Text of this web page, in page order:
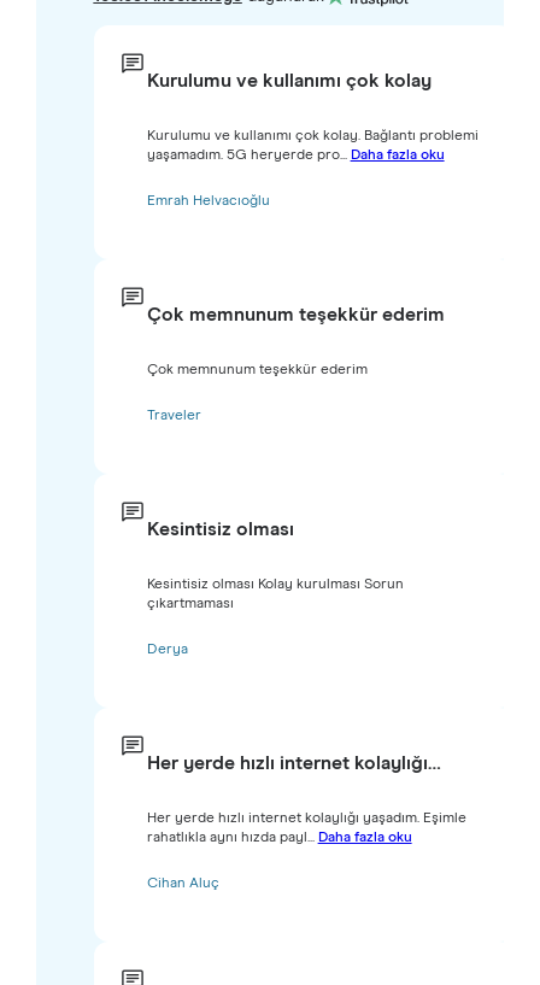
Kurulumu ve kullanımı çok kolay
Kurulumu ve kullanımı çok kolay. Bağlantı problemi
yaşamadım. 5G heryerde pro... Daha fazla oku
Emrah Helvacıoğlu
Çok memnunum teşekkür ederim
Çok memnunum teşekkür ederim
Traveler
Kesintisiz olması
Kesintisiz olması Kolay kurulması Sorun
çıkartmaması
Derya
Her yerde hızlı internet kolaylığı…
Her yerde hızlı internet kolaylığı yaşadım. Eşimle
rahatlıkla aynı hızda payl... Daha fazla oku
Cihan Aluç